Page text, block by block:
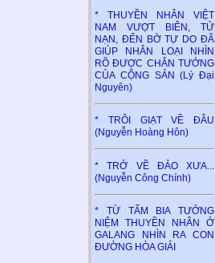
* THUYỀN NHÂN VIỆT
NAM VƯỢT BIÊN, TỬ
NẠN, ĐẾN BỜ TỰ DO ĐÃ
GIÚP NHÂN LOẠI NHÌN
RÕ ĐƯỢC CHÂN TƯỚNG
CỦA CỘNG SẢN (Lý Đại
Nguyên)
* TRÔI GIẠT VỀ ĐÂU
(Nguyễn Hoàng Hôn)
* TRỞ VỀ ĐẢO XƯA...
(Nguyễn Công Chính)
* TỪ TẤM BIA TƯỞNG
NIỆM THUYỀN NHÂN Ở
GALANG NHÌN RA CON
ĐƯỜNG HÒA GIẢI